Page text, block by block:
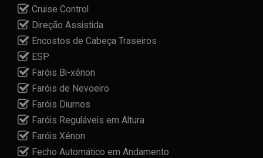
Cruise Control
Direção Assistida
Encostos de Cabeça Traseiros
ESP
Faróis Bi-xénon
Faróis de Nevoeiro
Faróis Diurnos
Faróis Reguláveis em Altura
Faróis Xénon
Fecho Automático em Andamento